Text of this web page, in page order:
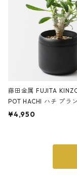
藤田金属 FUJITA
POT HACHI ハチ プラ
ト 3号 ブラック
¥4,950